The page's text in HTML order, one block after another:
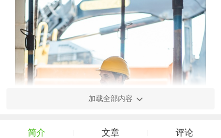
加载全部内容
简介 文章 评论